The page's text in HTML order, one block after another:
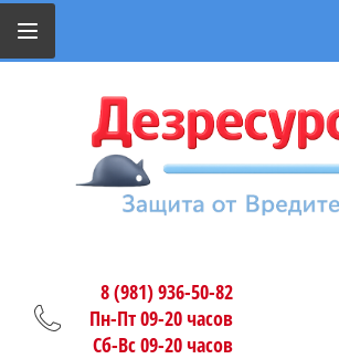
8 (981) 936-50-82
Пн-Пт 09-20 часов
Сб-Вс 09-20 часов